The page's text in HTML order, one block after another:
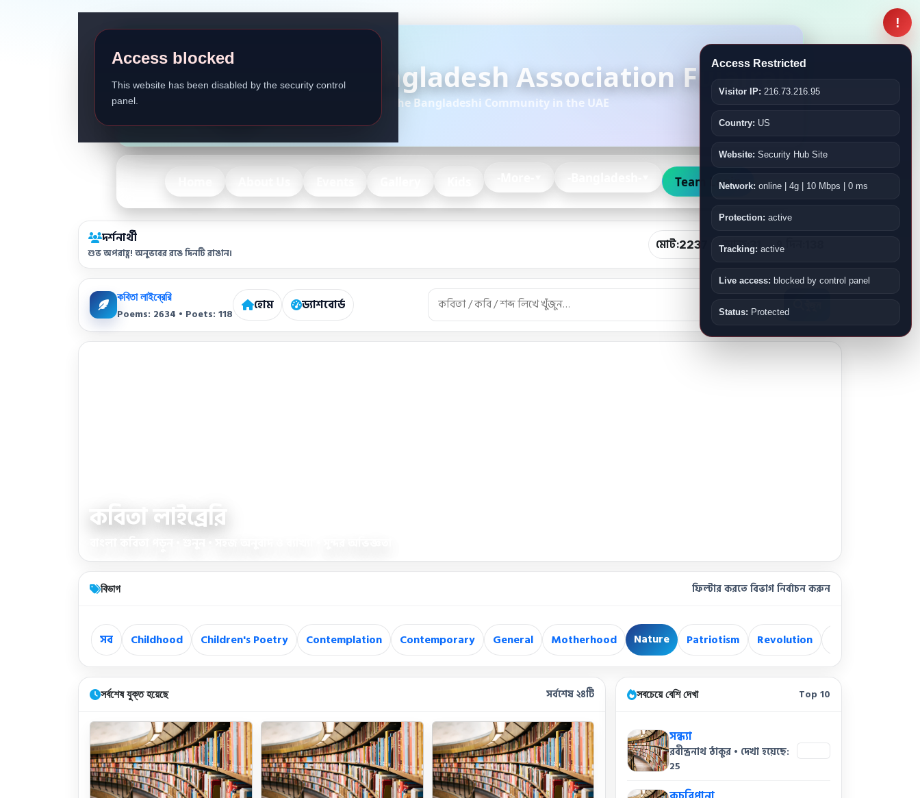
Access blocked
This website has been disabled by the security control
panel.
!
Access Restricted
Visitor IP: 216.73.216.95
Country: US
Website: Security Hub Site
Network: online | 4g | 10 Mbps | 0 ms
Protection: active
Tracking: active
Live access: blocked by control panel
Status: Protected
Bangladesh Association Fujairah
Serving the Bangladeshi Community in the UAE
Team Login
দর্শনার্থী
শুভ অপরাহ্ণ! অনুভবের রঙে দিনটি রাঙান। মোট:2237 আজ:31 ৭ দিন:
কবিতা লাইব্রেরি
Poems: 2634 • Poets: 118
হোম ড্যাশবোর্ড
কবিতা লাইব্রেরি
বিভাগ ফিল্টার করতে বিভাগ নির্বাচন করুন
সব Childhood Children's Poetry Contemplation Contemporary General Motherhood Nature Patriotism Revolution
সর্বশেষ যুক্ত হয়েছে সর্বশেষ ২৪টি সবচেয়ে বেশি দেখা Top 10
সন্ধ্যা
রবীন্দ্রনাথ ঠাকুর • দেখা হয়েছে:
25